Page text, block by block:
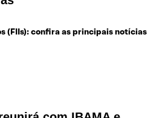
(FIIs): confira as principais notícias